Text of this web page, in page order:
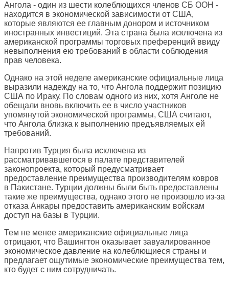
Ангола - один из шести колеблющихся членов СБ ООН -
находится в экономической зависимости от США,
которые являются ее главным донором и источником
иностранных инвестиций. Эта страна была исключена из
американской программы торговых преференций ввиду
невыполнения ею требований в области соблюдения
прав человека.
Однако на этой неделе американские официальные лица
выразили надежду на то, что Ангола поддержит позицию
США по Ираку. По словам одного из них, хотя Анголе не
обещали вновь включить ее в число участников
упомянутой экономической программы, США считают,
что Ангола близка к выполнению предъявляемых ей
требований.
Напротив Турция была исключена из
рассматривавшегося в палате представителей
законопроекта, который предусматривает
предоставление преимущества производителям ковров
в Пакистане. Турции должны были быть предоставлены
такие же преимущества, однако этого не произошло из-за
отказа Анкары предоставить американским войскам
доступ на базы в Турции.
Тем не менее американские официальные лица
отрицают, что Вашингтон оказывает завуалированное
экономическое давление на колеблющиеся страны и
предлагает ощутимые экономические преимущества тем,
кто будет с ним сотрудничать.